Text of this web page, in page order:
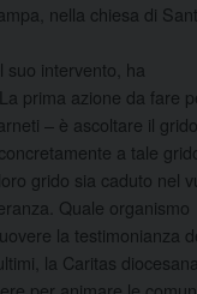
nella chiesa di
suo intervento, ha
prima azione da fare
– è ascoltare il
a tale
grido sia caduto nel
Quale organismo
la testimonianza
la Caritas diocesana,